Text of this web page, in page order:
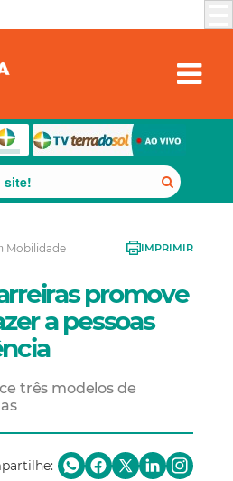
Mobilidade IMPRIMIR
promove
a pessoas
três modelos de